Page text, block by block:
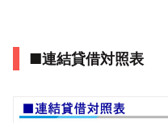
■連結貸借対照表